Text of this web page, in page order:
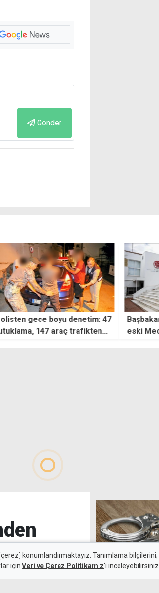
Gönder
Başbakanlığa bağlı kurumlar
eski Meclis binasına taşınıyor
konumlandırmaktayız. Tanımlama
için Veri ve Çerez Politikamız'ı inceleyebilirsiniz.